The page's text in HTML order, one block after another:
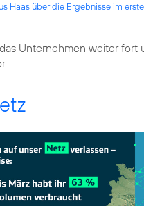
Haas über die Ergebnisse im
Unternehmen weiter fort